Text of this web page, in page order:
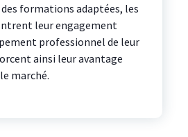
formations adaptées, les
leur engagement
professionnel de leur
ainsi leur avantage
marché.